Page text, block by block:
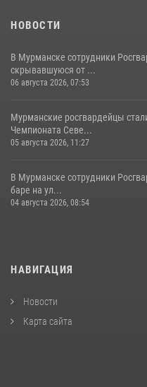
НОВОСТИ
В Мурманске сотрудники
скрывавшуюся от ...
06 августа 2026, 07:53
Мурманские росгвардейцы
Чемпионата Севе...
05 августа 2026, 11:27
В Мурманске сотрудники
баре на ул...
04 августа 2026, 08:54
НАВИГАЦИЯ
Новости
Карта сайта